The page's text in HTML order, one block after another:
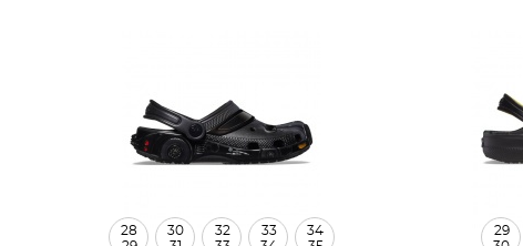
28
30
32
33
34
29